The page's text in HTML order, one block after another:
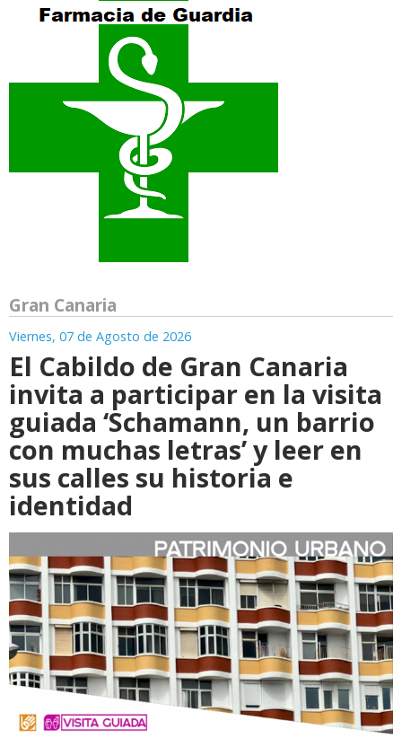
Gran Canaria
Viernes, 07 de Agosto de 2026
El Cabildo de Gran Canaria
invita a participar en la visita
guiada ‘Schamann, un barrio
con muchas letras’ y leer en
sus calles su historia e
identidad